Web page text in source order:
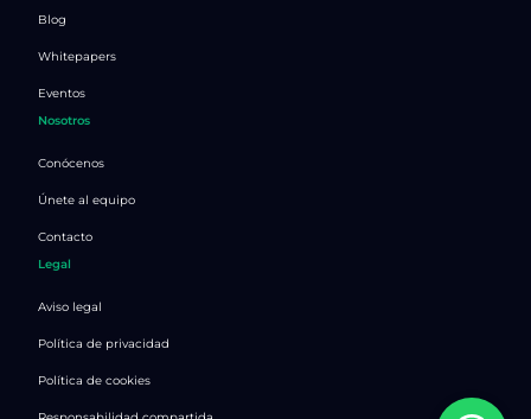
Blog
Whitepapers
Eventos
Nosotros
Conócenos
Únete al equipo
Contacto
Legal
Aviso legal
Política de privacidad
Política de cookies